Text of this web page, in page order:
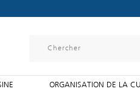
ORGANISATION DE LA